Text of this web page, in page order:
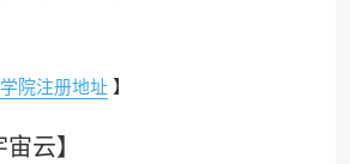
院注册地址】
云】